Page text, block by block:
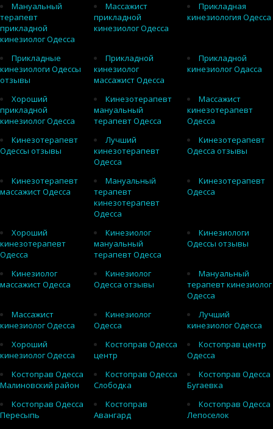
Мануальный
терапевт
прикладной
кинезиолог Одесса
Массажист
прикладной
кинезиолог Одесса
Прикладная
кинезиология Одесса
Прикладные
кинезиологи Одессы
отзывы
Прикладной
кинезиолог
массажист Одесса
Прикладной
кинезиолог Одасса
Хороший
прикладной
кинезиолог Одесса
Кинезотерапевт
мануальный
терапевт Одесса
Массажист
кинезотерапевт
Одесса
Кинезотерапевт
Одессы отзывы
Лучший
кинезотерапевт
Одесса
Кинезотерапевт
Одесса отзывы
Кинезотерапевт
массажист Одесса
Мануальный
терапевт
кинезотерапевт
Одесса
Кинезотерапевт
Одесса
Хороший
кинезотерапевт
Одесса
Кинезиолог
мануальный
терапевт Одесса
Кинезиологи
Одессы отзывы
Кинезиолог
массажист Одесса
Кинезиолог
Одесса отзывы
Мануальный
терапевт кинезиолог
Одесса
Массажист
кинезиолог Одесса
Кинезиолог
Одесса
Лучший
кинезиолог Одесса
Хороший
кинезиолог Одесса
Костоправ Одесса
центр
Костоправ центр
Одесса
Костоправ Одесса
Малиновский район
Костоправ Одесса
Слободка
Костоправ Одесса
Бугаевка
Костоправ Одесса
Пересыпь
Костоправ
Авангард
Костоправ Одесса
Лепоселок